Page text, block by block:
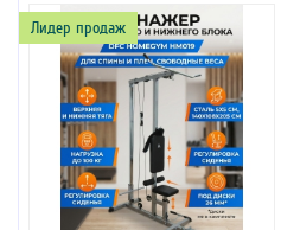
Лидер продаж